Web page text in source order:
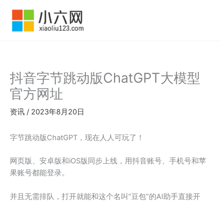
抖音字节跳动版ChatGPT大模型
官方网址
资讯 / 2023年8月20日
字节跳动版ChatGPT，现在人人可玩了！
网页版、安卓版和iOS版同步上线，用抖音账号、手机号和苹
果账号都能登录。
并且无需排队，打开就能和这个名叫“豆包”的AI助手直接开